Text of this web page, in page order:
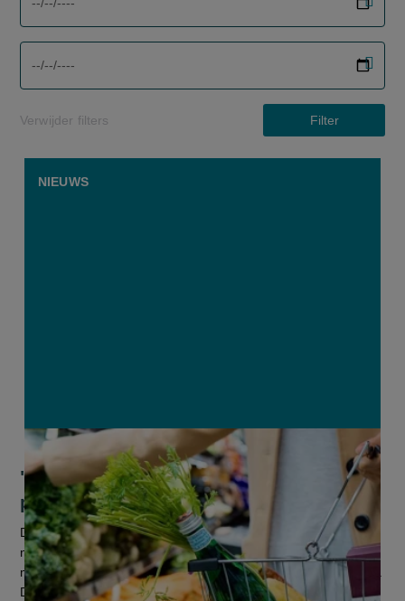
Verwijder filters Filter
"Ceci n’est pas un prix": inkijk in de
prijsvorming in supermarkten
De prijs die je in de supermarkt betaalt voor een product is
niet zomaar een optelsom van de kosten die een producent
maakt, ook andere factoren spelen een rol bij de prijsvorming.
Dan moete...
NIEUWS